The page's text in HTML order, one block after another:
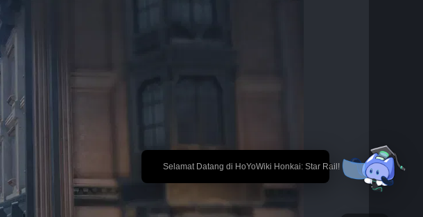
🎉 Selamat Datang di HoYoWiki Honkai: Star Rail!